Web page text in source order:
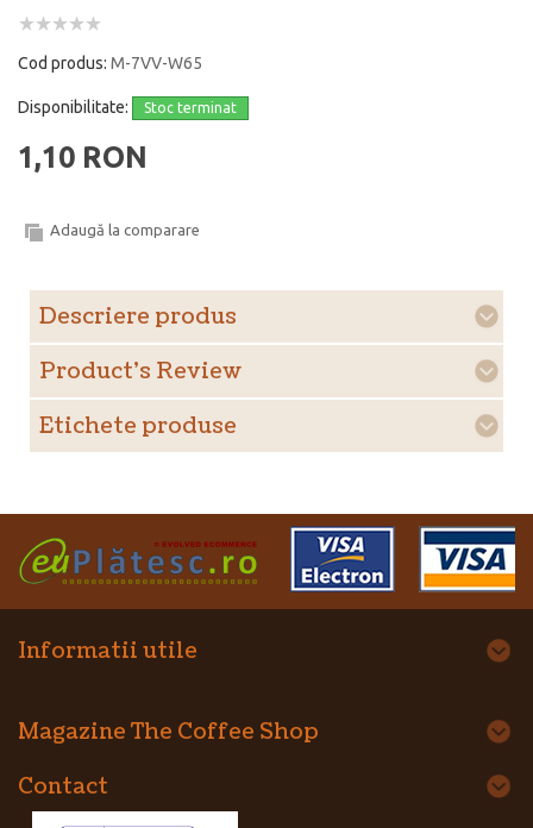
Cod produs: M-7VV-W65
Disponibilitate: Stoc terminat
1,10 RON
Adaugă la comparare
Descriere produs
Product's Review
Etichete produse
Informatii utile
Magazine The Coffee Shop
Contact